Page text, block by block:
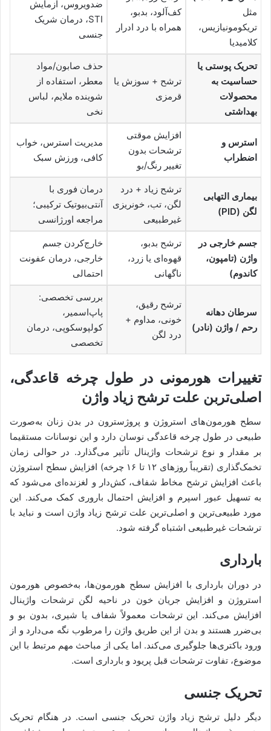
مثل
تریکومونیازیس،
کلامیدیا
کف‌آلود، بدبو،
همراه با درد ادرار
ضدویروس، آزمایش
STI، درمان شریک
جنسی
تحریک پوستی یا
حساسیت به
محصولات
بهداشتی
ترشح + سوزش یا
قرمزی
حذف صابون/مواد
معطر، استفاده از
شوینده ملایم، لباس
نخی
استرس و
اضطراب
افزایش موقتی
ترشحات بدون
تغییر رنگ/بو
مدیریت استرس، خواب
کافی، ورزش سبک
بیماری التهابی
لگن (PID)
ترشح زیاد + درد
لگن، تب، خونریزی
غیرطبیعی
درمان فوری با
آنتی‌بیوتیک ترکیبی؛
مراجعه اورژانسی
جسم خارجی در
واژن (تامپون،
کاندوم)
ترشح بدبو،
قهوه‌ای یا زرد،
ناگهانی
خارج‌کردن جسم
خارجی، درمان عفونت
احتمالی
سرطان دهانه
رحم / واژن (نادر)
ترشح رقیق،
خونی، مداوم +
درد لگن
بررسی تخصصی:
پاپ‌اسمیر،
کولپوسکوپی، درمان
تخصصی
تغییرات هورمونی در طول چرخه قاعدگی،
اصلی‌تربن علت ترشح زیاد واژن
سطح هورمون‌های استروژن و پروژسترون در بدن زنان به‌صورت
طبیعی در طول چرخه قاعدگی نوسان دارد و این نوسانات مستقیما
بر مقدار و نوع ترشحات واژینال تأثیر می‌گذارد. در حوالی زمان
تخمک‌گذاری (تقریباً روزهای ۱۲ تا ۱۶ چرخه) افزایش سطح استروژن
باعث افزایش ترشح مخاط شفاف، کش‌دار و لغزنده‌ای می‌شود که
به تسهیل عبور اسپرم و افزایش احتمال باروری کمک می‌کند. این
مورد طبیعی‌ترین و اصلی‌ترین علت ترشح زیاد واژن است و نباید با
ترشحات غیرطبیعی اشتباه گرفته شود.
بارداری
در دوران بارداری با افزایش سطح هورمون‌ها، به‌خصوص هورمون
استروژن و افزایش جریان خون در ناحیه لگن ترشحات واژینال
افزایش می‌کند. این ترشحات معمولاً شفاف یا شیری، بدون بو و
بی‌ضرر هستند و بدن از این طریق واژن را مرطوب نگه می‌دارد و از
ورود باکتری‌ها جلوگیری می‌کند. اما یکی از مباحث مهم مرتبط با این
موضوع، تفاوت ترشحات قبل پریود و بارداری است.
تحریک جنسی
دیگر دلیل ترشح زیاد واژن تحریک جنسی است. در هنگام تحریک